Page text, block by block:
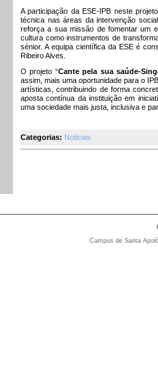
A participação da ESE-IPB neste
técnica nas áreas da intervenção
reforça a sua missão de fomentar um
cultura como instrumentos de
sénior. A equipa científica da ESE é
Ribeiro Alves.
O projeto “Cante pela sua saúde-
assim, mais uma oportunidade para o
artísticas, contribuindo de forma
aposta contínua da instituição em
uma sociedade mais justa, inclusiva e
Categorias: Noticias
Campus de Santa